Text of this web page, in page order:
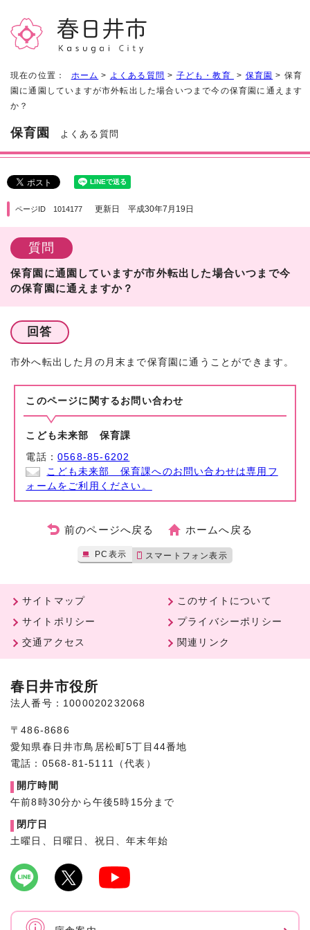
現在の位置： ホーム > よくある質問 > 子ども・教育 > 保育園 > 保育
園に通園していますが市外転出した場合いつまで今の保育園に通えます
か？
保育園 よくある質問
ページID 1014177 更新日 平成30年7月19日
質問
保育園に通園していますが市外転出した場合いつまで今
の保育園に通えますか？
回答
市外へ転出した月の月末まで保育園に通うことができます。
このページに関する お問い合わせ
こども未来部 保育課
電話：0568-85-6202
こども未来部 保育課へのお問い合わせは専用フ
ォームをご利用ください。
前のページへ戻る ホームへ戻る
PC表示 スマートフォン表示
サイトマップ
このサイトについて
サイトポリシー
プライバシーポリシー
交通アクセス
関連リンク
春日井市役所
法人番号：1000020232068
〒486-8686
愛知県春日井市鳥居松町5丁目44番地
電話：0568-81-5111（代表）
開庁時間
午前8時30分から午後5時15分まで
閉庁日
土曜日、日曜日、祝日、年末年始